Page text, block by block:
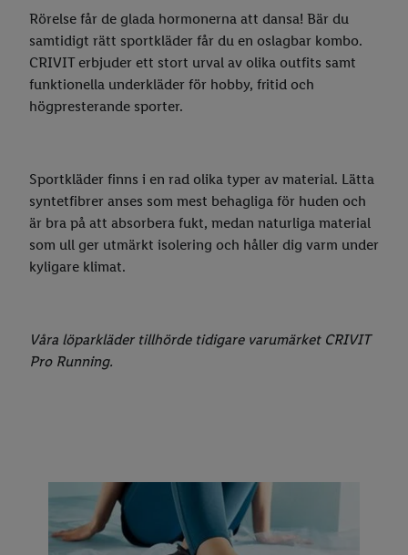
Rörelse får de glada hormonerna att dansa! Bär du
samtidigt rätt sportkläder får du en oslagbar kombo.
CRIVIT erbjuder ett stort urval av olika outfits samt
funktionella underkläder för hobby, fritid och
högpresterande sporter.
Sportkläder finns i en rad olika typer av material. Lätta
syntetfibrer anses som mest behagliga för huden och
är bra på att absorbera fukt, medan naturliga material
som ull ger utmärkt isolering och håller dig varm under
kyligare klimat.
Våra löparkläder tillhörde tidigare varumärket CRIVIT
Pro Running.